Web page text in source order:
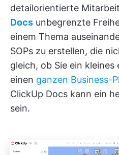
detailorientierte
Docs unbegrenzte
einem Thema
SOPs zu erstellen, die
gleich, ob Sie ein
einen ganzen Business-
ClickUp Docs kann ein
sein.